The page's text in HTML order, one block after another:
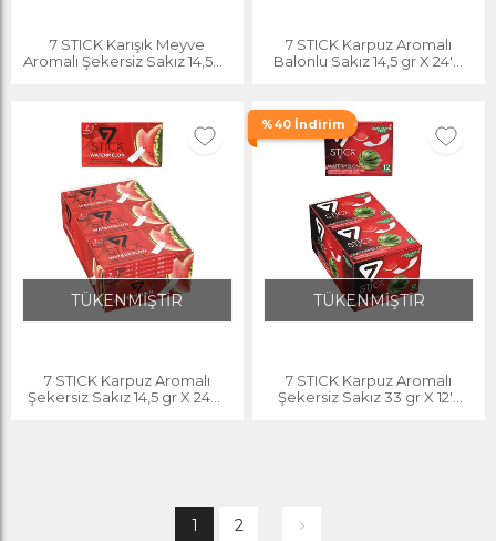
7 STICK Karışık Meyve
Aromalı Şekersiz Sakız 14,5 gr
7 STICK Karpuz Aromalı
Balonlu Sakız 14,5 gr X 24'lü
TÜKENMİŞTİR
7 STICK Karpuz Aromalı
Şekersiz Sakız 14,5 gr X 24'lü
%40 İndirim
TÜKENMİŞTİR
7 STICK Karpuz Aromalı
Şekersiz Sakız 33 gr X 12'li
1 2